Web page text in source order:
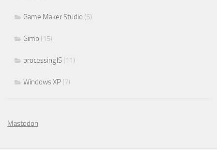
Game Maker Studio (5)
Gimp (15)
processingJS (11)
Windows XP (7)
Mastodon